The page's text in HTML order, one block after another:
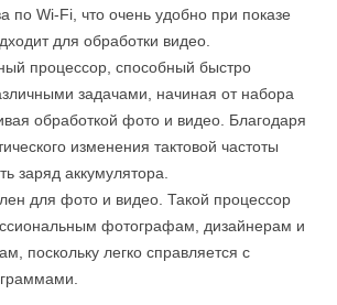
по Wi-Fi, что очень удобно при показе
для обработки видео.
процессор, способный быстро
задачами, начиная от набора
обработкой фото и видео. Благодаря
изменения тактовой частоты
заряд аккумулятора.
для фото и видео. Такой процессор
фотографам, дизайнерам и
поскольку легко справляется с